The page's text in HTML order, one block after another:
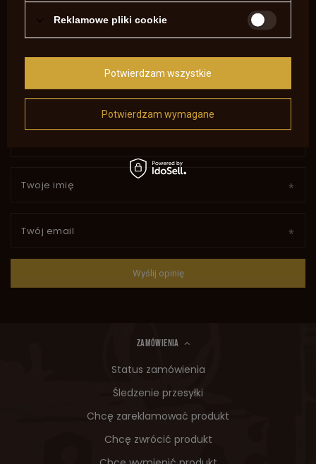
Treść twojej opinii
Twoje imię
Twój email
Wyślij opinię
ZAMÓWIENIA
Status zamówienia
Śledzenie przesyłki
Chcę zareklamować produkt
Chcę zwrócić produkt
Reklamowe pliki cookie
Potwierdzam wymagane
Potwierdzam wszystkie